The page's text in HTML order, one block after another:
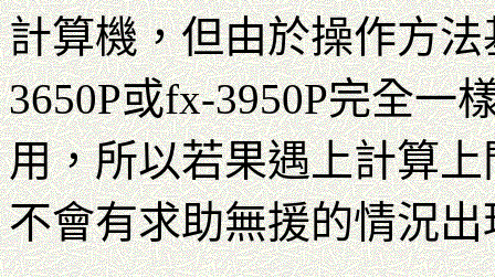
計算機，但由於操作方
3650P或fx-3950P完全一
用，所以若果遇上計算
不會有求助無援的情況出